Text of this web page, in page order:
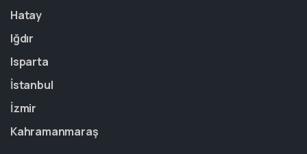
Hatay
Iğdır
Isparta
İstanbul
İzmir
Kahramanmaraş